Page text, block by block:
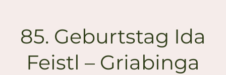
85. Geburtstag Ida
Feistl – Griabinga